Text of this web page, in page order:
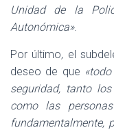
Unidad de la
Autonómica».
Por último, el
deseo de que
seguridad, tanto
como las
fundamentalmente,